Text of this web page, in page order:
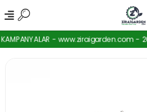
- www.ziraigarden.com -